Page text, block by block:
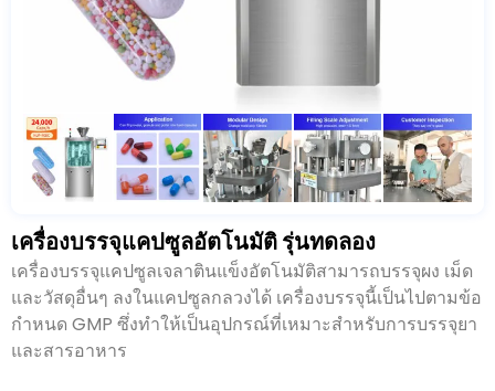
เครื่องบรรจุแคปซูลอัตโนมัติ รุ่นทดลอง
เครื่องบรรจุแคปซูลเจลาตินแข็งอัตโนมัติสามารถบรรจุผง เม็ด
และวัสดุอื่นๆ ลงในแคปซูลกลวงได้ เครื่องบรรจุนี้เป็นไปตามข้อ
กำหนด GMP ซึ่งทำให้เป็นอุปกรณ์ที่เหมาะสำหรับการบรรจุยา
และสารอาหาร